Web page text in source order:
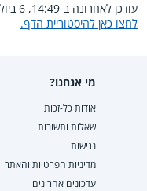
עודכן לאחרונה ב־14:49, 6 ביולי 2026.
לחצו כאן להיסטוריית הדף.
מי אנחנו?
אודות כל-זכות
שאלות ותשובות
נגישות
מדיניות הפרטיות והאתר
עדכונים אחרונים